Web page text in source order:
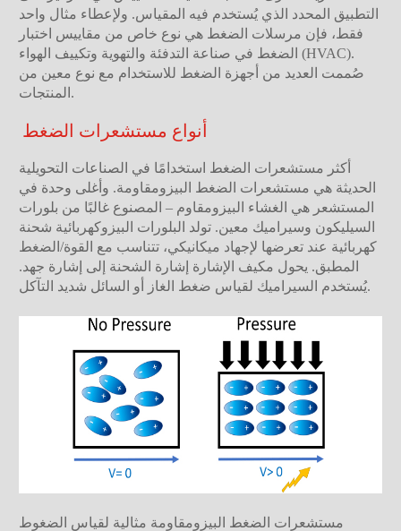
التطبيق المحدد الذي يُستخدم فيه المقياس. ولإعطاء مثال واحد
فقط، فإن مرسلات الضغط هي نوع خاص من مقاييس اختبار
الضغط في صناعة التدفئة والتهوية وتكييف الهواء (HVAC).
صُممت العديد من أجهزة الضغط للاستخدام مع نوع معين من
المنتجات.
أنواع مستشعرات الضغط
أكثر مستشعرات الضغط استخدامًا في الصناعات التحويلية
الحديثة هي مستشعرات الضغط البيزومقاومة. وأغلى وحدة في
المستشعر هي الغشاء البيزومقاوم – المصنوع غالبًا من بلورات
السيليكون وسيراميك معين. تولد البلورات البيزوكهربائية شحنة
كهربائية عند تعرضها لإجهاد ميكانيكي، تتناسب مع القوة/الضغط
المطبق. يحول مكيف الإشارة إشارة الشحنة إلى إشارة جهد.
يُستخدم السيراميك لقياس ضغط الغاز أو السائل شديد التآكل.
مستشعرات الضغط البيزومقاومة مثالية لقياس الضغوط